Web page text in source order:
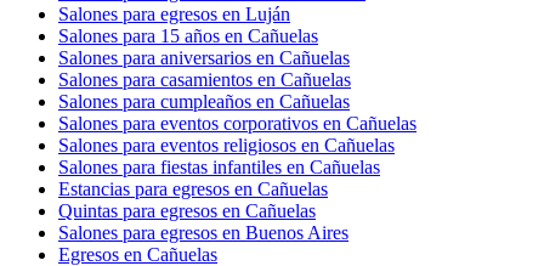
Salones para egresos en Luján
Salones para 15 años en Cañuelas
Salones para aniversarios en Cañuelas
Salones para casamientos en Cañuelas
Salones para cumpleaños en Cañuelas
Salones para eventos corporativos en Cañuelas
Salones para eventos religiosos en Cañuelas
Salones para fiestas infantiles en Cañuelas
Estancias para egresos en Cañuelas
Quintas para egresos en Cañuelas
Salones para egresos en Buenos Aires
Egresos en Cañuelas